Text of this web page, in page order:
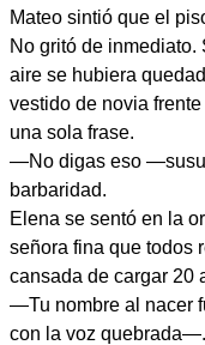
Mateo sintió que el
No gritó de inmediato.
aire se hubiera
vestido de novia
una sola frase.
—No digas eso
barbaridad.
Elena se sentó en la
señora fina que todos
cansada de cargar 20
—Tu nombre al nacer
con la voz